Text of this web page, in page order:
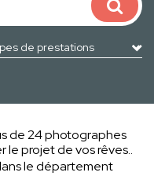
de 24 photographes
le projet de vos rêves..
le département